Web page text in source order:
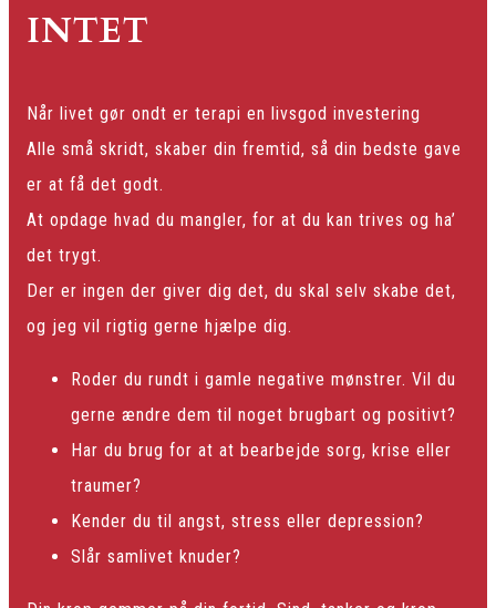
INTET
Når livet gør ondt er terapi en livsgod investering
Alle små skridt, skaber din fremtid, så din bedste gave
er at få det godt.
At opdage hvad du mangler, for at du kan trives og ha’
det trygt.
Der er ingen der giver dig det, du skal selv skabe det,
og jeg vil rigtig gerne hjælpe dig.
Roder du rundt i gamle negative mønstrer. Vil du
gerne ændre dem til noget brugbart og positivt?
Har du brug for at at bearbejde sorg, krise eller
traumer?
Kender du til angst, stress eller depression?
Slår samlivet knuder?